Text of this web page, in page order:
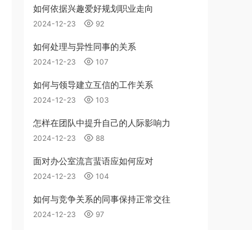
如何依据兴趣爱好规划职业走向
2024-12-23 92
如何处理与异性同事的关系
2024-12-23 107
如何与领导建立互信的工作关系
2024-12-23 103
怎样在团队中提升自己的人际影响力
2024-12-23 88
面对办公室流言蜚语应如何应对
2024-12-23 104
如何与竞争关系的同事保持正常交往
2024-12-23 97